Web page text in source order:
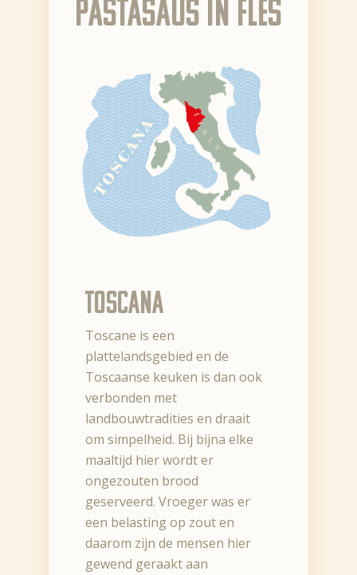
pastasaus in fles
Toscana
Toscane is een
plattelandsgebied en de
Toscaanse keuken is dan ook
verbonden met
landbouwtradities en draait
om simpelheid. Bij bijna elke
maaltijd hier wordt er
ongezouten brood
geserveerd. Vroeger was er
een belasting op zout en
daarom zijn de mensen hier
gewend geraakt aan